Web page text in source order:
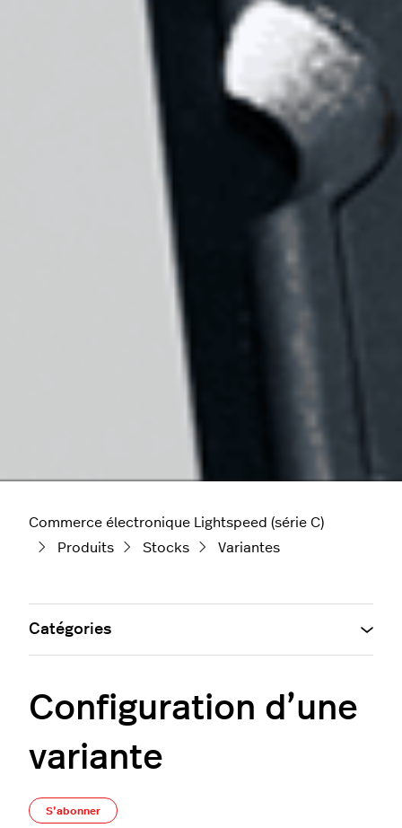
Commerce électronique Lightspeed (série C)
Produits
Stocks Variantes
Configuration d’une
variante
S’abonner
Catégories